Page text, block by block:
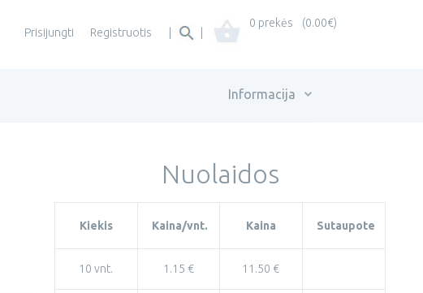
Prisijungti Registruotis | |
0 prekės (0.00€)
Informacija
Nuolaidos
Kiekis Kaina/vnt. Kaina Sutaupote
10 vnt. 1.15 € 11.50 €